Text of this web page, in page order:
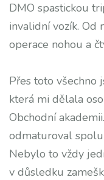
DMO spastickou
invalidní vozík. Od
operace nohou a
Přes toto všechno
která mi dělala
Obchodní
odmaturoval
Nebylo to vždy
v důsledku